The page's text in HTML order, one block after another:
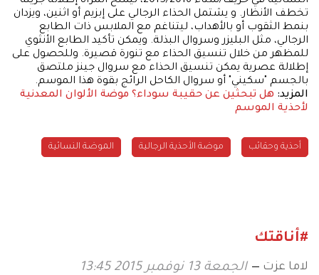
تخطف الأنظار. و يشتمل الحذاء الرجالي على إبزيم أو اثنين، ويزدان
بنمط الثقوب أو بالأهداب، ليتناغم مع الملابس ذات الطابع
الرجالي، مثل البليزر وسروال البذلة. ويمكن تأكيد الطابع الأنثوي
للمظهر من خلال تنسيق الحذاء مع تنورة قصيرة. وللحصول على
إطلالة عصرية يمكن تنسيق الحذاء مع سروال جينز ملتصق
بالجسم "سكيني" أو سروال الكاحل الرائج بقوة هذا الموسم.
المزيد: هل تبحثين عن حقيبة سوداء؟ موضة الألوان المعدنية
لأحذية الموسم
أحذية وحقائب موضة الأحذية الرجالية الموضة النسائية
#أناقتك
لاما عزت الجمعة 13 نوفمبر 2015 13:45